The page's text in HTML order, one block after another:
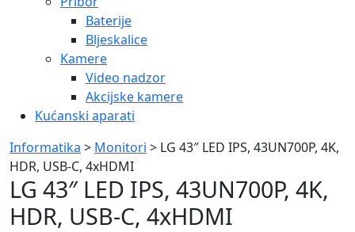
Baterije
Bljeskalice
Kamere
Video nadzor
Akcijske kamere
Kućanski aparati
Informatika > Monitori > LG 43″ LED IPS, 43UN700P, 4K,
HDR, USB-C, 4xHDMI
LG 43″ LED IPS, 43UN700P, 4K,
HDR, USB-C, 4xHDMI